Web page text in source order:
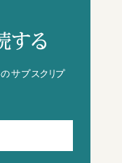
する
サブスクリプ